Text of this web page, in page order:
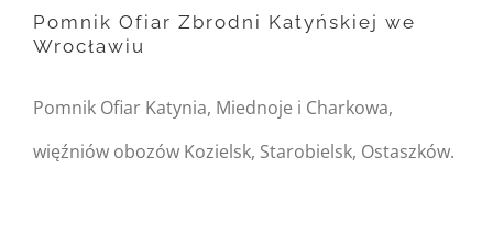
content/themes/Avada/
Pomnik Ofiar Zbrodni Katyńskiej we
Wrocławiu
Pomnik Ofiar Katynia, Miednoje i Charkowa,
więźniów obozów Kozielsk, Starobielsk, Ostaszków.